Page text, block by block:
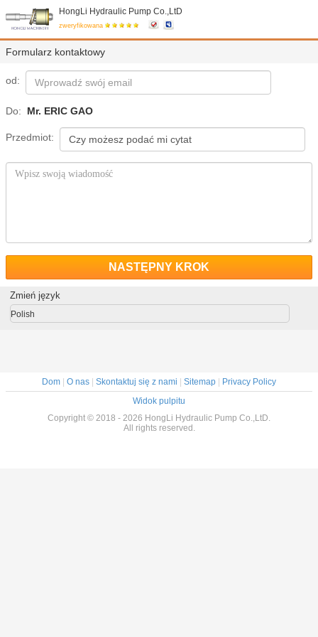
HongLi Hydraulic Pump Co.,LtD
zweryfikowana
Formularz kontaktowy
od:
Do: Mr. ERIC GAO
Przedmiot:
NASTĘPNY KROK
Zmień język
Polish
Dom O nas Skontaktuj się z nami Sitemap
Privacy Policy
Widok pulpitu
Copyright © 2018 - 2026 HongLi Hydraulic Pump Co.,LtD.
All rights reserved.